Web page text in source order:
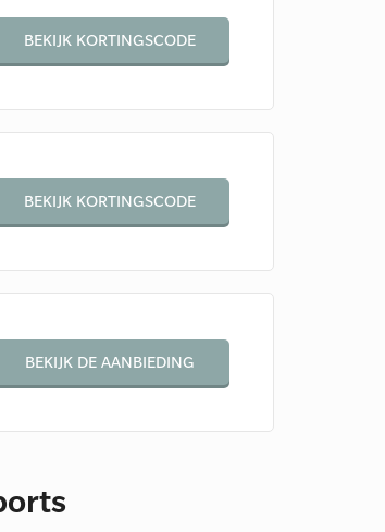
BEKIJK KORTINGSCODE
BEKIJK KORTINGSCODE
BEKIJK DE AANBIEDING